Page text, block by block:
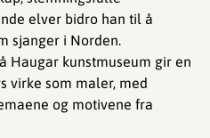
elver bidro han til å
sjanger i Norden.
Haugar kunstmuseum gir en
virke som maler, med
og motivene fra